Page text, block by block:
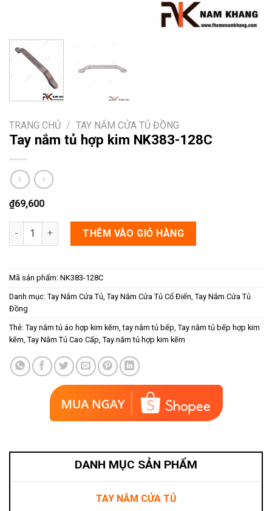
TRANG CHỦ / TAY NẮM CỬA TỦ ĐỒNG
Tay nắm tủ hợp kim NK383-128C
₫69,600
Tay nắm tủ hợp kim NK383-128C số lượng
THÊM VÀO GIỎ HÀNG
Mã sản phẩm: NK383-128C
Danh mục: Tay Nắm Cửa Tủ Tay Nắm Cửa Tủ Cổ Điển Tay Nắm Cửa Tủ
Đồng
Thẻ: Tay nắm tủ áo hợp kim kẽm ,tay nắm tủ bếp Tay nắm tủ bếp hợp kim
kẽm Tay Nắm Tủ Cao Cấp Tay nắm tủ hợp kim kẽm
DANH MỤC SẢN PHẨM
TAY NẮM CỬA TỦ